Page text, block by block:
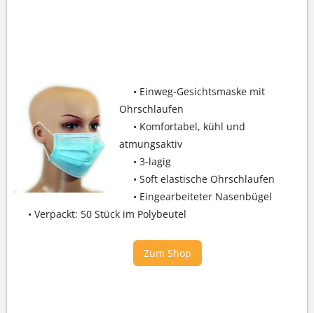
• Einweg-Gesichtsmaske mit
Ohrschlaufen
• Komfortabel, kühl und
atmungsaktiv
• 3-lagig
• Soft elastische Ohrschlaufen
• Eingearbeiteter Nasenbügel
• Verpackt: 50 Stück im Polybeutel
Zum Shop